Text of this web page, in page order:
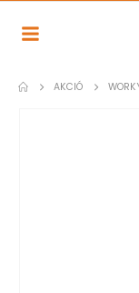
AKCIÓ